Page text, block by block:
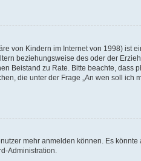
von Kindern im Internet von 1998) ist
beziehungsweise des oder der
Beistand zu Rate. Bitte beachte, dass
die unter der Frage „An wen soll ich
mehr anmelden können. Es
Administration.